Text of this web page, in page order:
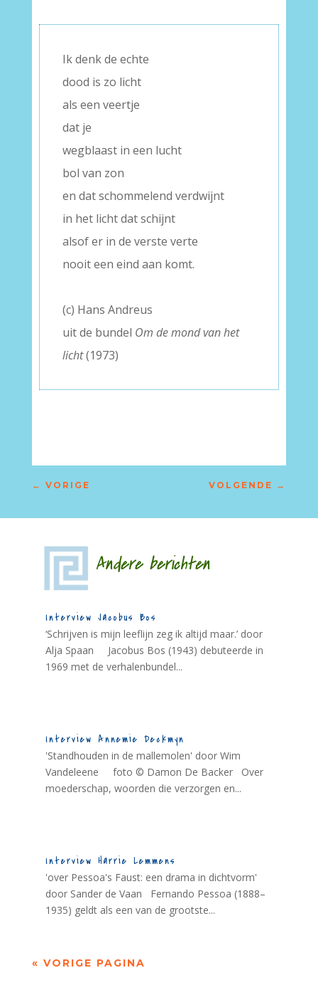
Ik denk de echte
dood is zo licht
als een veertje
dat je
wegblaast in een lucht
bol van zon
en dat schommelend verdwijnt
in het licht dat schijnt
alsof er in de verste verte
nooit een eind aan komt.
(c) Hans Andreus
uit de bundel Om de mond van het
licht(1973)
← VORIGE VOLGENDE →
Andere berichten
Interview Jacobus Bos
‘Schrijven is mijn leeflijn zeg ik altijd maar.’ door
Alja Spaan Jacobus Bos (1943) debuteerde in
1969 met de verhalenbundel...
Interview Annemie Deckmyn
'Standhouden in de mallemolen' door Wim
Vandeleene foto © Damon De Backer Over
moederschap, woorden die verzorgen en...
Interview Harrie Lemmens
'over Pessoa's Faust: een drama in dichtvorm'
door Sander de Vaan Fernando Pessoa (1888–
1935) geldt als een van de grootste...
« VORIGE PAGINA